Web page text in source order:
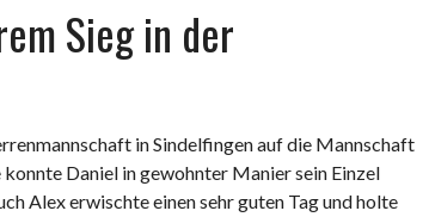
Sieg in der
in Sindelfingen auf die Mannschaft
Daniel in gewohnter Manier sein Einzel
Alex erwischte einen sehr guten Tag und holte